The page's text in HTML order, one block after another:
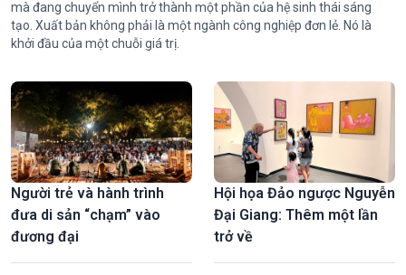
mà đang chuyển mình trở thành một phần của hệ sinh thái sáng
tạo. Xuất bản không phải là một ngành công nghiệp đơn lẻ. Nó là
khởi đầu của một chuỗi giá trị.
Người trẻ và hành trình
đưa di sản “chạm” vào
đương đại
Hội họa Đảo ngược Nguyễn
Đại Giang: Thêm một lần
trở về